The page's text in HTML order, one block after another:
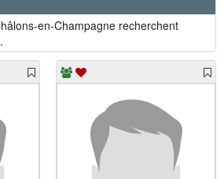
en-Champagne recherchent